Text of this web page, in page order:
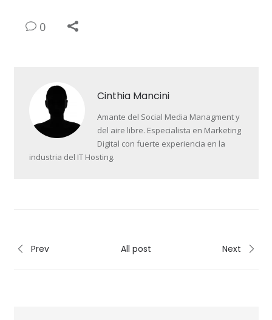
0
Cinthia Mancini
Amante del Social Media Managment y
del aire libre. Especialista en Marketing
Digital con fuerte experiencia en la
industria del IT Hosting.
Prev All post Next